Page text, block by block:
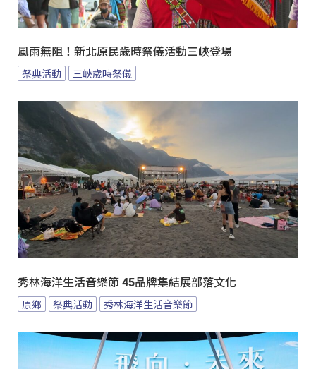
風雨無阻！新北原民歲時祭儀活動三峽登場
祭典活動 三峽歲時祭儀
秀林海洋生活音樂節 45品牌集結展部落文化
原鄉 祭典活動 秀林海洋生活音樂節